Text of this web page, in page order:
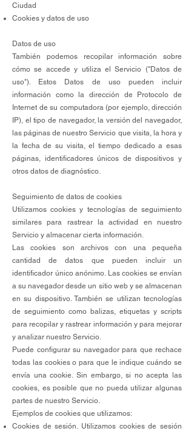
Ciudad
Cookies y datos de uso
Datos de uso
También podemos recopilar información sobre
cómo se accede y utiliza el Servicio ("Datos de
uso"). Estos Datos de uso pueden incluir
información como la dirección de Protocolo de
Internet de su computadora (por ejemplo, dirección
IP), el tipo de navegador, la versión del navegador,
las páginas de nuestro Servicio que visita, la hora y
la fecha de su visita, el tiempo dedicado a esas
páginas, identificadores únicos de dispositivos y
otros datos de diagnóstico.
Seguimiento de datos de cookies
Utilizamos cookies y tecnologías de seguimiento
similares para rastrear la actividad en nuestro
Servicio y almacenar cierta información.
Las cookies son archivos con una pequeña
cantidad de datos que pueden incluir un
identificador único anónimo. Las cookies se envían
a su navegador desde un sitio web y se almacenan
en su dispositivo. También se utilizan tecnologías
de seguimiento como balizas, etiquetas y scripts
para recopilar y rastrear información y para mejorar
y analizar nuestro Servicio.
Puede configurar su navegador para que rechace
todas las cookies o para que le indique cuándo se
envía una cookie. Sin embargo, si no acepta las
cookies, es posible que no pueda utilizar algunas
partes de nuestro Servicio.
Ejemplos de cookies que utilizamos:
Cookies de sesión. Utilizamos cookies de sesión